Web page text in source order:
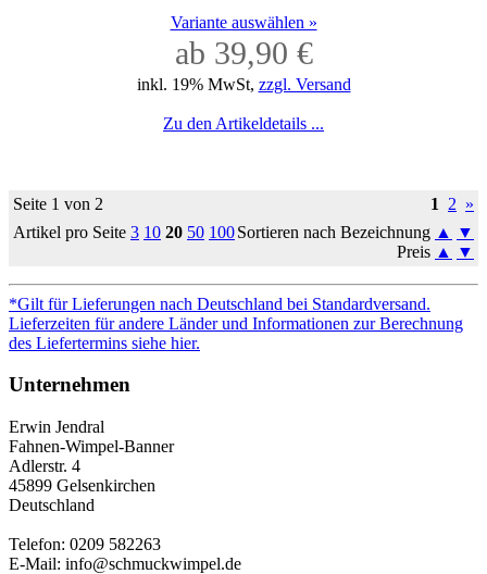
Variante auswählen »
ab 39,90 €
inkl. 19% MwSt, zzgl. Versand
Zu den Artikeldetails ...
Seite 1 von 2 1 2 »
Artikel pro Seite 3 10 20 50 100Sortieren nach Bezeichnung ▲
▼
Preis ▲ ▼
*Gilt für Lieferungen nach Deutschland bei Standardversand.
Lieferzeiten für andere Länder und Informationen zur Berechnung
des Liefertermins siehe hier.
Unternehmen
Erwin Jendral
Fahnen-Wimpel-Banner
Adlerstr. 4
45899 Gelsenkirchen
Deutschland
Telefon: 0209 582263
E-Mail: info@schmuckwimpel.de